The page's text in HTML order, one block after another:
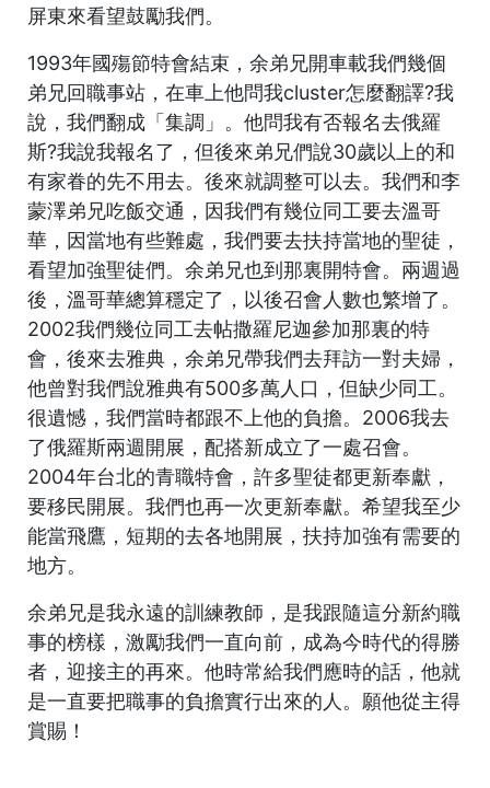
屏東來看望鼓勵我們。
1993年國殤節特會結束，余弟兄開車載我們幾個
弟兄回職事站，在車上他問我cluster怎麼翻譯?我
說，我們翻成「集調」。他問我有否報名去俄羅
斯?我說我報名了，但後來弟兄們說30歲以上的和
有家眷的先不用去。後來就調整可以去。我們和李
蒙澤弟兄吃飯交通，因我們有幾位同工要去溫哥
華，因當地有些難處，我們要去扶持當地的聖徒，
看望加強聖徒們。余弟兄也到那裏開特會。兩週過
後，溫哥華總算穩定了，以後召會人數也繁增了。
2002我們幾位同工去帖撒羅尼迦參加那裏的特
會，後來去雅典，余弟兄帶我們去拜訪一對夫婦，
他曾對我們說雅典有500多萬人口，但缺少同工。
很遺憾，我們當時都跟不上他的負擔。2006我去
了俄羅斯兩週開展，配搭新成立了一處召會。
2004年台北的青職特會，許多聖徒都更新奉獻，
要移民開展。我們也再一次更新奉獻。希望我至少
能當飛鷹，短期的去各地開展，扶持加強有需要的
地方。
余弟兄是我永遠的訓練教師，是我跟隨這分新約職
事的榜樣，激勵我們一直向前，成為今時代的得勝
者，迎接主的再來。他時常給我們應時的話，他就
是一直要把職事的負擔實行出來的人。願他從主得
賞賜！